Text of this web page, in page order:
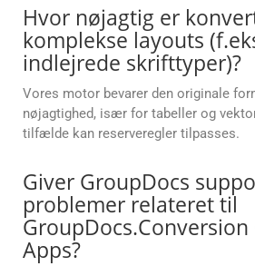
Hvor nøjagtig er
komplekse layouts
indlejrede skrifttyper)?
Vores motor bevarer den originale
nøjagtighed, især for tabeller og
tilfælde kan reserveregler tilpasses.
Giver GroupDocs
problemer relateret til
GroupDocs.Conversion
Apps?